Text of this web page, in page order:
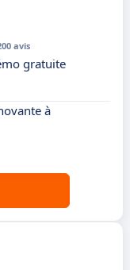
avis
gratuite
à